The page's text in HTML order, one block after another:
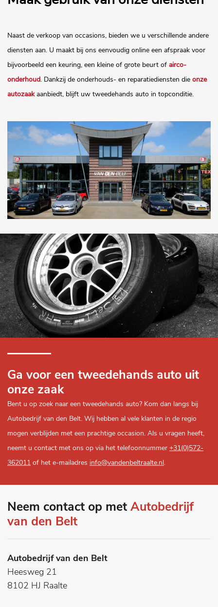
Naast de verkoop van occasions, bieden we u verschillende andere
diensten aan. U maakt bij ons eenvoudig online een afspraak voor
bijvoorbeeld een keuring, een kleine of grote beurt of airco-
onderhoud. Dankzij de onderhouds- en reparatiediensten die onze
autozaakaanbiedt, blijft uw tweedehands auto in topconditie.
Ga voor een tweedehands auto uit
onze zaak
Bent u op zoek naar een tweedehands auto? Kom dan langs bij
Autobedrijf van den Belt. Wij hebben al vele klanten in de regio
mogen verblijden met een prachtige occasion. Als u vragen heeft,
neemt u contact met ons op via het telefoonnummer +31(0)572-
362011 of het e-mailadres info@vandenbeltraalte.nl.
Neem contact op met Autobedrijf
van den Belt
Autobedrijf van den Belt
Heesweg 21
8102 HJ Raalte